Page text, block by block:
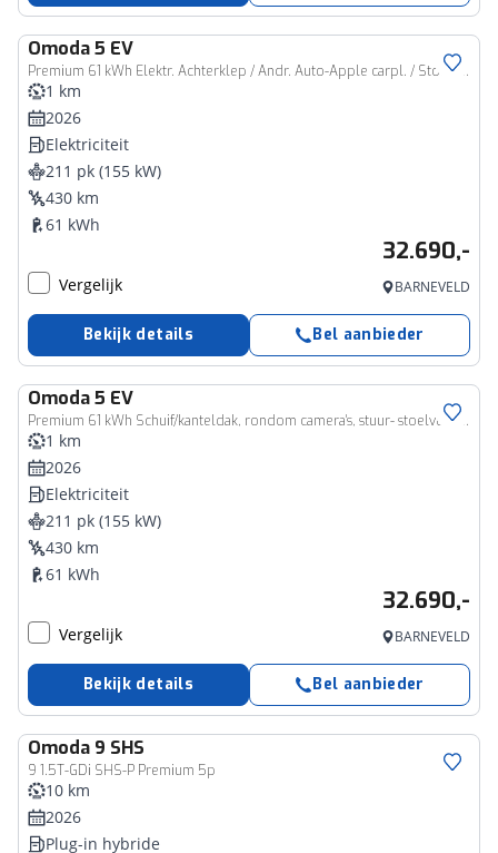
Omoda5 EV
Premium 61 kWh Elektr. Achterklep / Andr. Auto-Apple carpl. / Stoelverw. / Schuif-Kanteldak / Draadloze telefoonlader
1 km
2026
Elektriciteit
211 pk (155 kW)
430 km
61 kWh
32.690,-
Vergelijk BARNEVELD
Bekijk details Bel aanbieder
Omoda5 EV
Premium 61 kWh Schuif/kanteldak, rondom camera's, stuur- stoelverwarming en ventilatie
1 km
2026
Elektriciteit
211 pk (155 kW)
430 km
61 kWh
32.690,-
Vergelijk BARNEVELD
Bekijk details Bel aanbieder
Omoda 9 SHS
9 1.5T-GDi SHS-P Premium 5p
10 km
2026
Plug-in hybride